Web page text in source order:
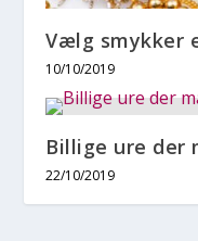
Vælg smykker
10/10/2019
Billige ure
22/10/2019